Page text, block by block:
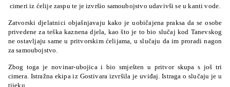
cimeri iz ćelije zaspu te je izvršio samoubojstvo udavivši se u kanti vode.
Zatvorski djelatnici objašnjavaju kako je uobičajena praksa da se osobe
privedene za teška kaznena djela, kao što je to bio slučaj kod Tanevskog
ne ostavljaju same u pritvorskim ćelijama, u slučaju da im proradi nagon
za samoubojstvo.
Zbog toga je novinar-ubojica i bio smješten u pritvor skupa s još tri
cimera. Istražna ekipa iz Gostivara izvršila je uviđaj. Istraga o slučaju je u
tijeku.